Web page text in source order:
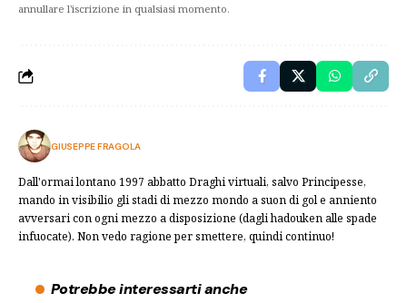
annullare l'iscrizione in qualsiasi momento.
GIUSEPPE FRAGOLA
Dall'ormai lontano 1997 abbatto Draghi virtuali, salvo Principesse,
mando in visibilio gli stadi di mezzo mondo a suon di gol e anniento
avversari con ogni mezzo a disposizione (dagli hadouken alle spade
infuocate). Non vedo ragione per smettere, quindi continuo!
Potrebbe interessarti anche